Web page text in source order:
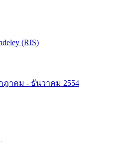
(RIS)
ฎาคม - ธันวาคม 2554